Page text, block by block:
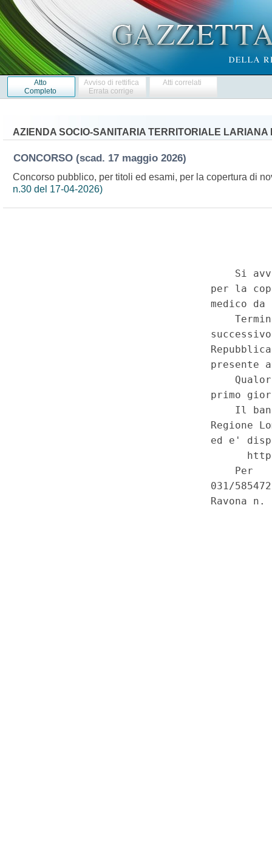
Atto
Completo
Avviso di rettifica
Errata corrige
Atti correlati
AZIENDA SOCIO-SANITARIA TERRITORIALE LARIANA
CONCORSO (scad. 17 maggio 2026)
Concorso pubblico, per titoli ed esami, per la copertura di
n.30 del 17-04-2026)